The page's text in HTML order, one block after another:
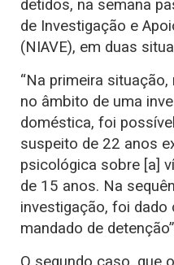
detidos, na semana
de Investigação e
(NIAVE), em duas
“Na primeira
no âmbito de uma
doméstica, foi
suspeito de 22 anos
psicológica sobre [a]
de 15 anos. Na
investigação, foi dado
mandado de
O segundo caso, que